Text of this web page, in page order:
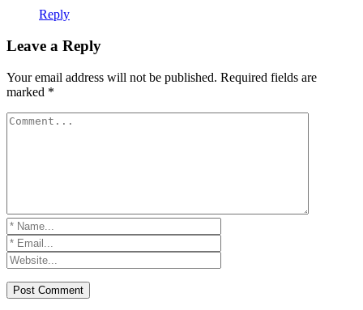
Reply
Leave a Reply
Your email address will not be published. Required fields are
marked *